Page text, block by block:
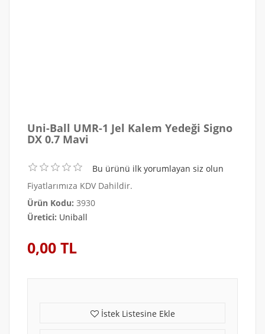
Uni-Ball UMR-1 Jel Kalem Yedeği Signo
DX 0.7 Mavi
Bu ürünü ilk yorumlayan siz olun
Fiyatlarımıza KDV Dahildir.
Ürün Kodu: 3930
Üretici: Uniball
0,00 TL
İstek Listesine Ekle